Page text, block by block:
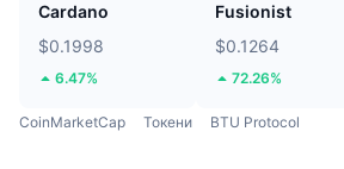
Cardano
$0.1998
6.47%
Fusionist
$0.1264
72.26%
CoinMarketCap Токени BTU Protocol